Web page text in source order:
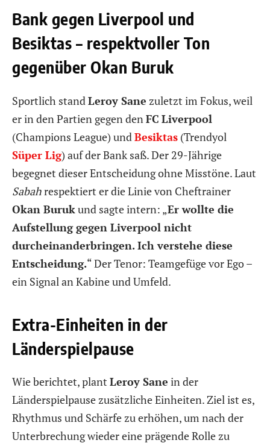
Bank gegen Liverpool und
Besiktas – respektvoller Ton
gegenüber Okan Buruk
Sportlich stand Leroy Sane zuletzt im Fokus, weil
er in den Partien gegen den FC Liverpool
(Champions League) und Besiktas (Trendyol
Süper Lig) auf der Bank saß. Der 29-Jährige
begegnet dieser Entscheidung ohne Misstöne. Laut
Sabahrespektiert er die Linie von Cheftrainer
Okan Buruk und sagte intern: „Er wollte die
Aufstellung gegen Liverpool nicht
durcheinanderbringen. Ich verstehe diese
Entscheidung.“ Der Tenor: Teamgefüge vor Ego –
ein Signal an Kabine und Umfeld.
Extra-Einheiten in der
Länderspielpause
Wie berichtet, plant Leroy Sane in der
Länderspielpause zusätzliche Einheiten. Ziel ist es,
Rhythmus und Schärfe zu erhöhen, um nach der
Unterbrechung wieder eine prägende Rolle zu